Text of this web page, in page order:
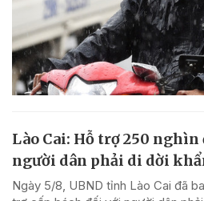
Lào Cai: Hỗ trợ 250
người dân phải di dời
Ngày 5/8, UBND tỉnh Lào Cai đã